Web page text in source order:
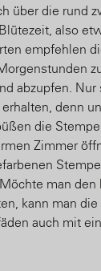
über die rund
also
empfehlen
abzupfen.
denn
die
Zimmer
man den
kann man die
auch mit